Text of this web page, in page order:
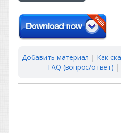
Добавить материал | Как
FAQ (вопрос/ответ) |